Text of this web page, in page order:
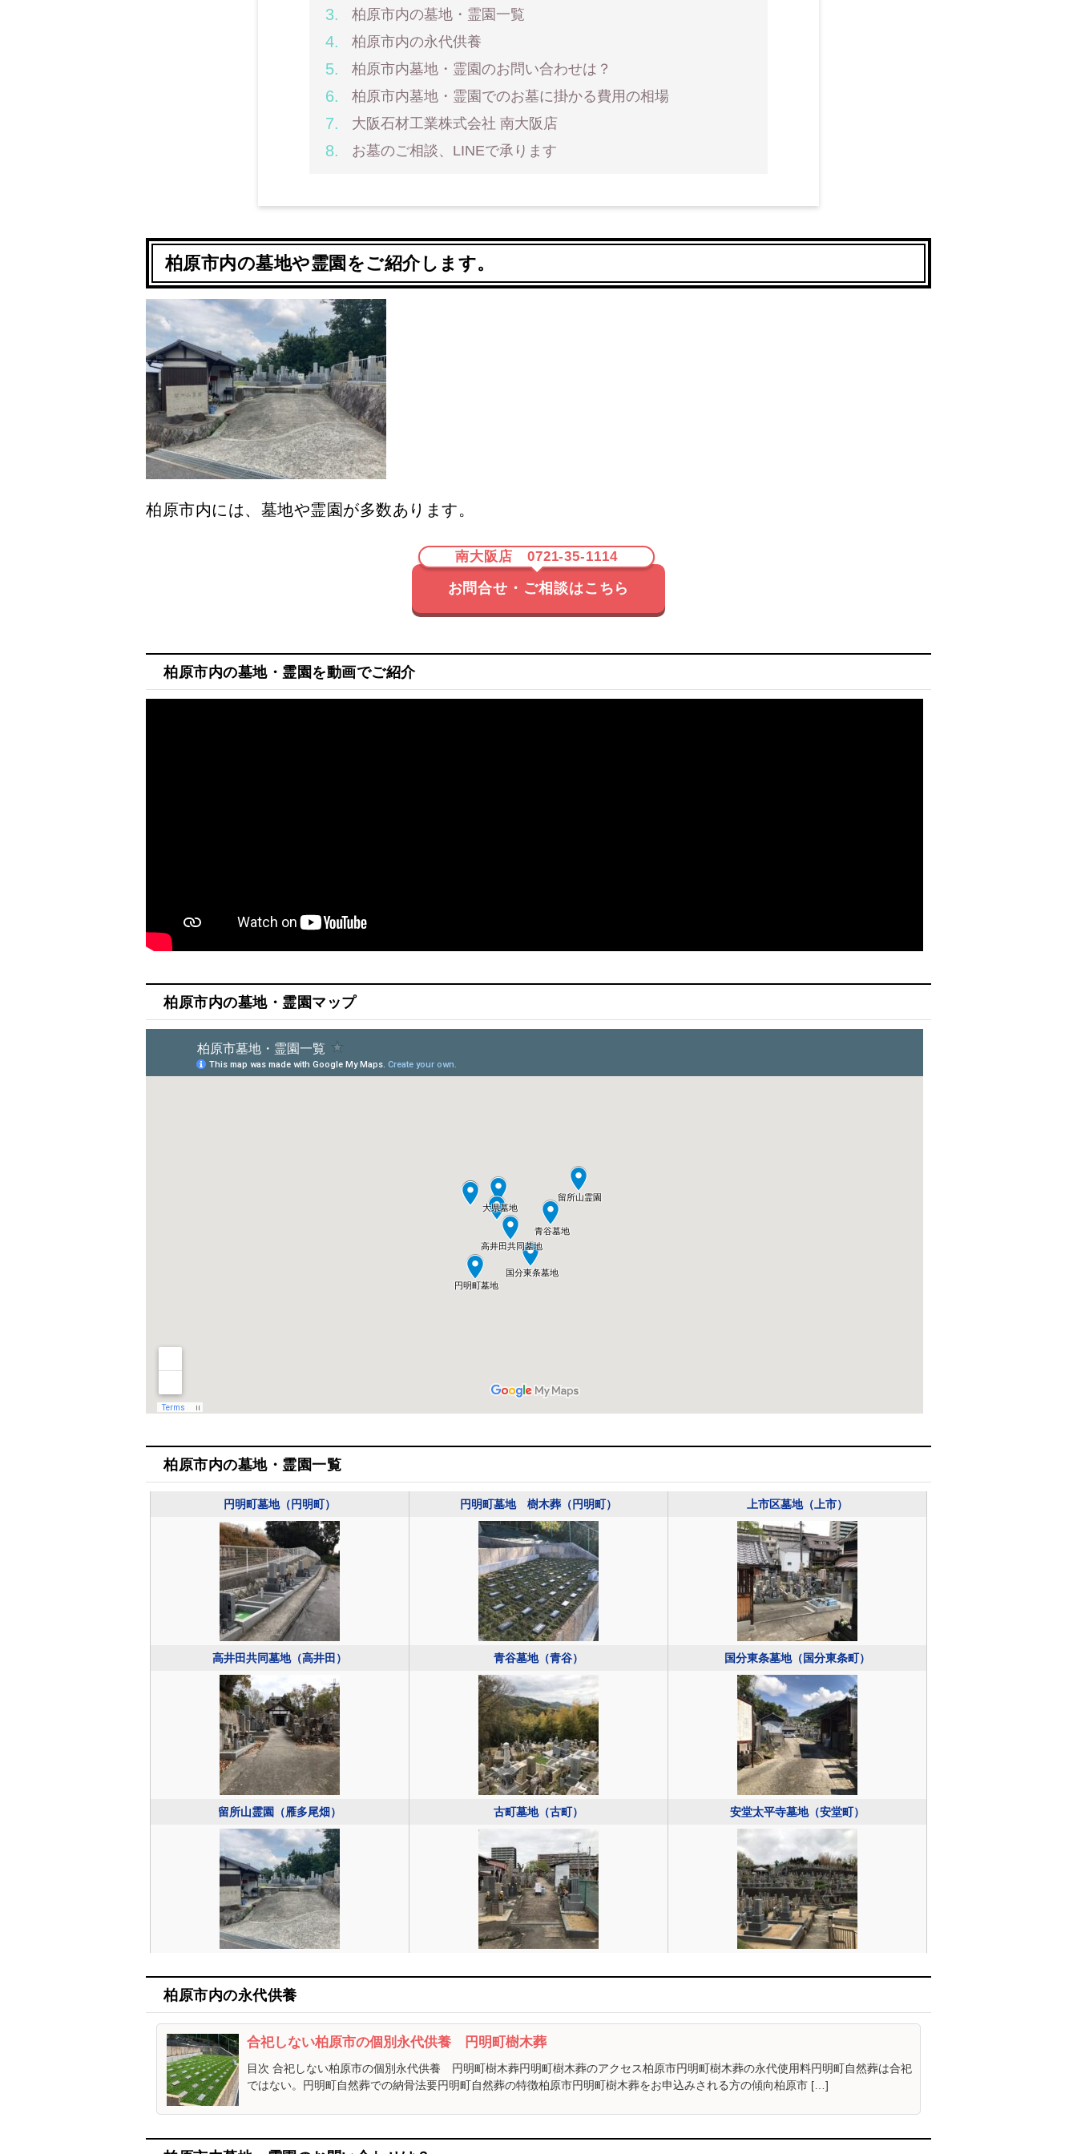
柏原市内の墓地・霊園一覧
柏原市内の永代供養
柏原市内墓地・霊園のお問い合わせは？
柏原市内墓地・霊園でのお墓に掛かる費用の相場
大阪石材工業株式会社 南大阪店
お墓のご相談、LINEで承ります
柏原市内の墓地や霊園をご紹介します。
柏原市内には、墓地や霊園が多数あります。
南大阪店 0721-35-1114
お問合せ・ご相談はこちら
柏原市内の墓地・霊園を動画でご紹介
柏原市内の墓地・霊園マップ
柏原市内の墓地・霊園一覧
円明町墓地（円明町） 円明町墓地 樹木葬（円明町） 上市区墓地（上市）
高井田共同墓地（高井田） 青谷墓地（青谷） 国分東条墓地（国分東条町）
留所山霊園（雁多尾畑） 古町墓地（古町） 安堂太平寺墓地（安堂町）
柏原市内の永代供養
合祀しない柏原市の個別永代供養 円明町樹木葬
目次 合祀しない柏原市の個別永代供養 円明町樹木葬円明町樹木葬のアクセス柏原市円明町樹木葬の永代使用料円明町自然葬は合祀
ではない。円明町自然葬での納骨法要円明町自然葬の特徴柏原市円明町樹木葬をお申込みされる方の傾向柏原市 […]